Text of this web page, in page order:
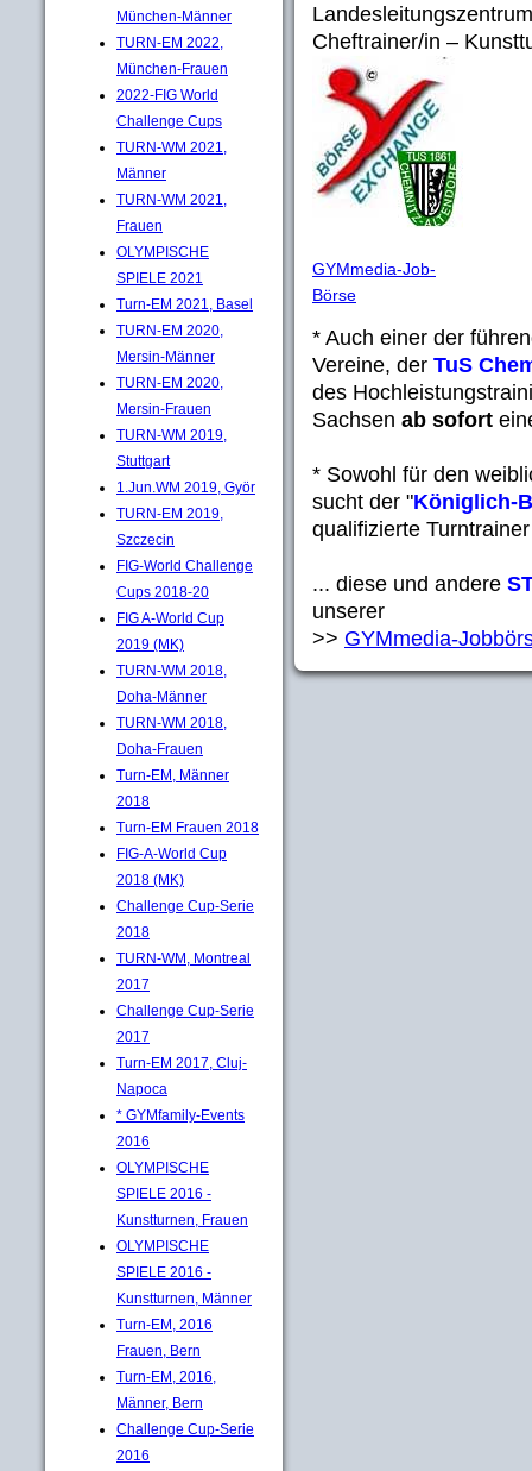
München-Männer
TURN-EM 2022,
München-Frauen
2022-FIG World
Challenge Cups
TURN-WM 2021,
Männer
TURN-WM 2021,
Frauen
OLYMPISCHE
SPIELE 2021
Turn-EM 2021, Basel
TURN-EM 2020,
Mersin-Männer
TURN-EM 2020,
Mersin-Frauen
TURN-WM 2019,
Stuttgart
1.Jun.WM 2019, Györ
TURN-EM 2019,
Szczecin
FIG-World Challenge
Cups 2018-20
FIG A-World Cup
2019 (MK)
TURN-WM 2018,
Doha-Männer
TURN-WM 2018,
Doha-Frauen
Turn-EM, Männer
2018
Turn-EM Frauen 2018
FIG-A-World Cup
2018 (MK)
Challenge Cup-Serie
2018
TURN-WM, Montreal
2017
Challenge Cup-Serie
2017
Turn-EM 2017, Cluj-
Napoca
* GYMfamily-Events
2016
OLYMPISCHE
SPIELE 2016 -
Kunstturnen, Frauen
OLYMPISCHE
SPIELE 2016 -
Kunstturnen, Männer
Turn-EM, 2016
Frauen, Bern
Turn-EM, 2016,
Männer, Bern
Challenge Cup-Serie
2016
Cheftrainer/in –
GYMmedia-Job-
Börse
* Auch einer der
Vereine, der TuS
des
Sachsen ab sofort
* Sowohl für den
sucht der "Königlich-
qualifizierte
... diese und andere
unserer
>> GYMmedia-